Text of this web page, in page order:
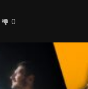
0